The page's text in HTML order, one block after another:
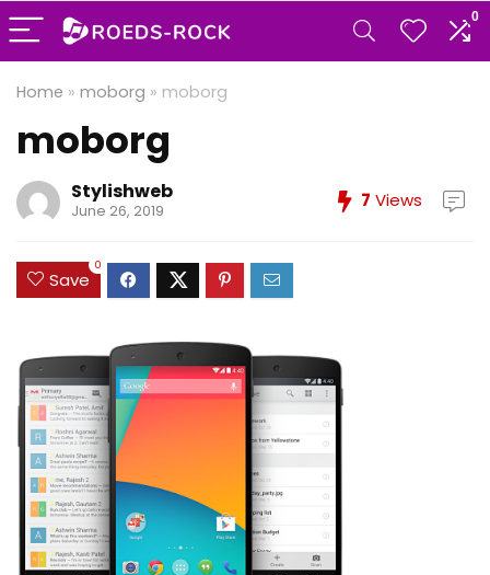
0
Home » moborg » moborg
moborg
Stylishweb
June 26, 2019 7 Views
Save
0